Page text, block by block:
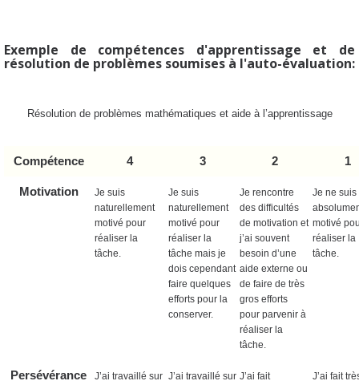
Exemple de compétences d'apprentissage et de
résolution de problèmes soumises à l'auto-évaluation:
Résolution de problèmes mathématiques et aide à l’apprentissage
Compétence 4 3 2 1
Motivation
Je suis
naturellement
motivé pour
réaliser la
tâche.
Je suis
naturellement
motivé pour
réaliser la
tâche mais je
dois cependant
faire quelques
efforts pour la
conserver.
Je rencontre
des difficultés
de motivation et
j’ai souvent
besoin d’une
aide externe ou
de faire de très
gros efforts
pour parvenir à
réaliser la
tâche.
Je ne suis
motivé
réaliser la
tâche.
Persévérance
J’ai travaillé sur J’ai travaillé sur J’ai fait
J’ai fait